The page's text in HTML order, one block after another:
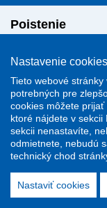
Nastavenie cookies
Tieto webové
potrebných pre
cookies môžete
ktoré nájdete v sekcii
sekcii nenastavíte,
odmietnete, nebudú
technický chod
Nastaviť cookies
Poistenie
Riešenie škôd
Dôležité odkazy
Stránky